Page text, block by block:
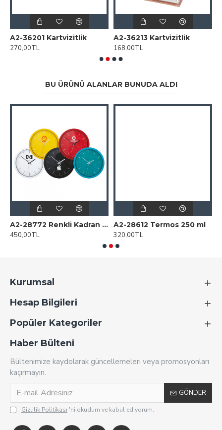
A2-36201 Kartvizitlik
270,00TL
A2-36213 Kartvizitlik
168,00TL
BU ÜRÜNÜ ALANLAR BUNUDA ALDI
A2-28772 Renkli Kadran Plastik Duvar Saati
450,00TL
A2-28612 Termos 250 ml
320,00TL
Kurumsal
Hesap Bilgileri
Popüler Kategoriler
Haber Bülteni
Bültenimize kaydolarak güncellemeleri veya promosyonları
kaçırmayın.
GÖNDER
Gizlilik Politikası 'ni okudum ve kabul ediyorum.